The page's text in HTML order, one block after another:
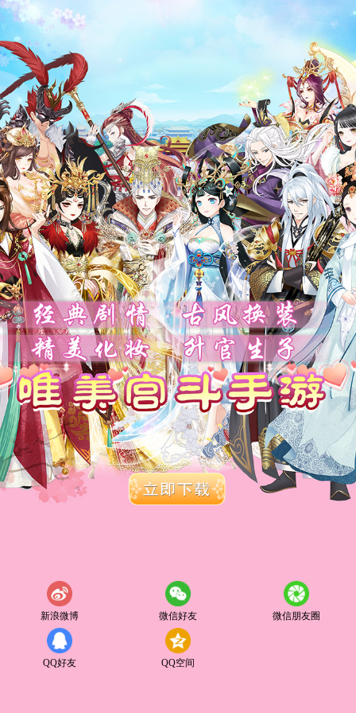
新浪微博 微信好友 微信朋友圈
QQ好友 QQ空间